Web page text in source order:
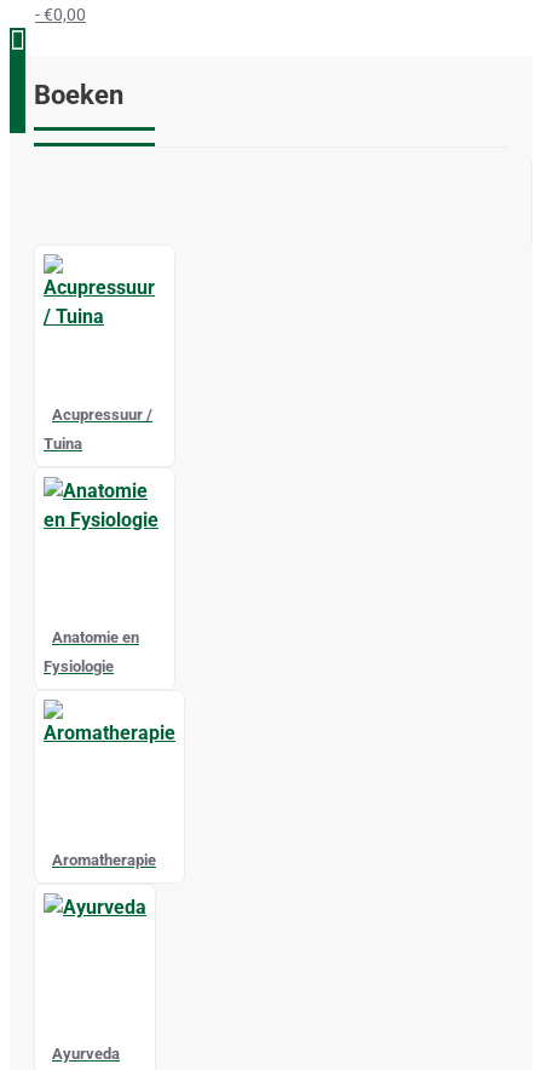
- €0,00
Boeken
Acupressuur /
Tuina
Anatomie en
Fysiologie
Aromatherapie
Ayurveda